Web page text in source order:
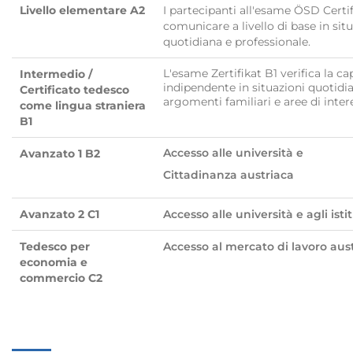
Livello elementare A2
I partecipanti all'esame ÖSD
comunicare a livello di base in
quotidiana e professionale.
Intermedio /
Certificato tedesco
come lingua straniera
B1
L'esame Zertifikat B1 verifica la
indipendente in situazioni
argomenti familiari e aree di
Avanzato 1 B2
Accesso alle università e
Cittadinanza austriaca
Avanzato 2 C1 Accesso alle università e agli
Tedesco per
economia e
commercio C2
Accesso al mercato di lavoro